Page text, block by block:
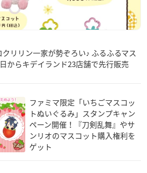
クリリン一家が勢ぞろい♪ ふるふるマス
からキデイランド23店舗で先行販売
ファミマ限定「いちごマスコッ
トぬいぐるみ」スタンプキャン
ペーン開催！『刀剣乱舞』やサ
ンリオのマスコット購入権利を
ゲット